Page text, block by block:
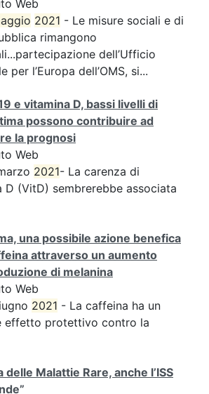
Web
2021 - Le misure sociali e di
rimangono
dell’Ufficio
per l’Europa dell’OMS, si...
e vitamina D, bassi livelli di
possono contribuire ad
la prognosi
Web
2021- La carenza di
D (VitD) sembrerebbe associata
una possibile azione benefica
attraverso un aumento
di melanina
Web
2021 - La caffeina ha un
effetto protettivo contro la
delle Malattie Rare, anche l’ISS